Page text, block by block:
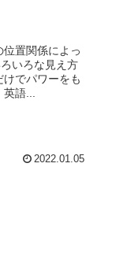
置関係によっ
いろな見え方
でパワーをも
語...
2022.01.05